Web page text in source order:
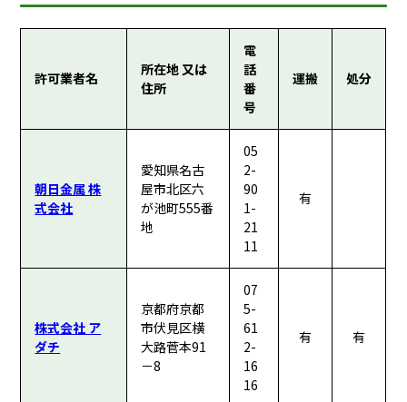
許可業者名
所在地 又は
住所
電
話
番
号
運搬 処分
朝日金属 株
式会社
愛知県名古
屋市北区六
が池町555番
地
05
2-
90
1-
21
11
有
株式会社 ア
ダチ
京都府京都
市伏見区横
大路菅本91
－8
07
5-
61
2-
16
16
有 有